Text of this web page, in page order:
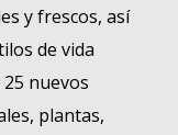
y frescos, así
de vida
nuevos
plantas,